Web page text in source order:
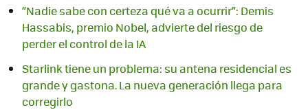
“Nadie sabe con certeza qué va a ocurrir”: Demis
Hassabis, premio Nobel, advierte del riesgo de
perder el control de la IA
Starlink tiene un problema: su antena residencial es
grande y gastona. La nueva generación llega para
corregirlo